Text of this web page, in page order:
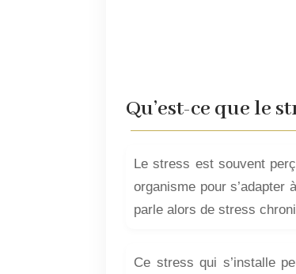
Qu’est-ce que le
Le stress est souvent
organisme pour s’adapter
parle alors de stress
Ce stress qui s’installe